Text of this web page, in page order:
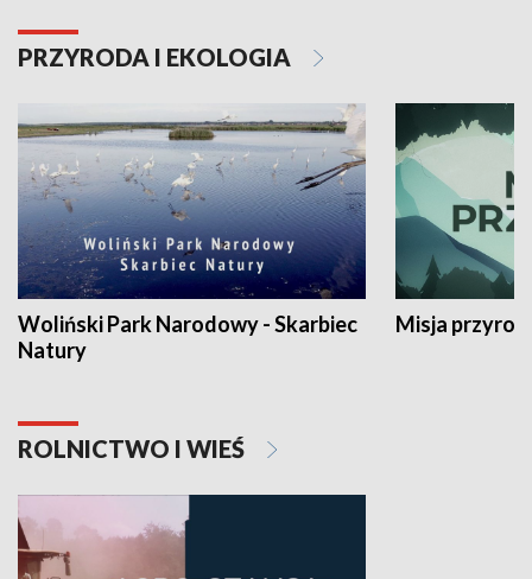
PRZYRODA I EKOLOGIA
Woliński Park Narodowy - Skarbiec
Natury
Misja
ROLNICTWO I WIEŚ